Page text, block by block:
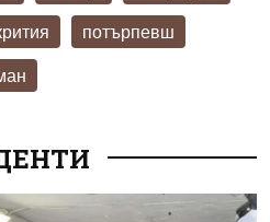
потърпевш